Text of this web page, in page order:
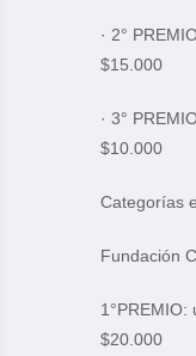
· 2°
$15.000
· 3°
$10.000
Categorías
Fundación
$20.000